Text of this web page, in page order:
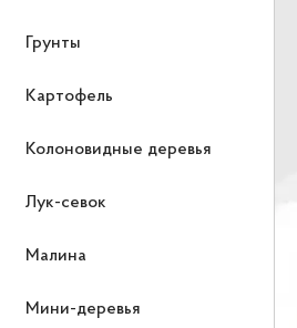
Грунты
Картофель
Колоновидные деревья
Лук-севок
Малина
Мини-деревья